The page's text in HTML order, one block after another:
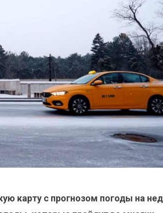
карту с прогнозом погоды на